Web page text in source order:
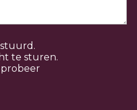
te sturen.